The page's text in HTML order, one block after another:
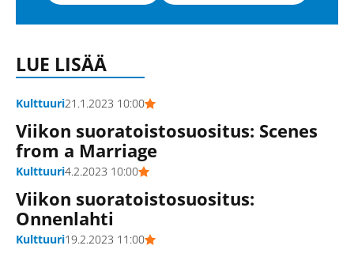
LUE LISÄÄ
Kulttuuri21.1.2023 10:00
Viikon suoratoistosuositus: Scenes
from a Marriage
Kulttuuri4.2.2023 10:00
Viikon suoratoistosuositus:
Onnenlahti
Kulttuuri19.2.2023 11:00